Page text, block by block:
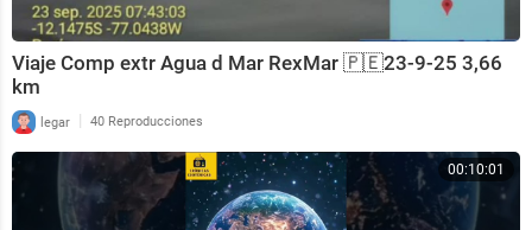
Viaje Comp extr Agua d Mar RexMar 🇵🇪23-9-25 3,66
km
legar | 40 Reproducciones
00:10:01